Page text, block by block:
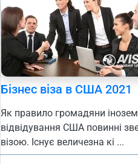
Бізнес віза в США 2021
Як правило громадяни
відвідування США повинні
візою. Існує величезна кі ...